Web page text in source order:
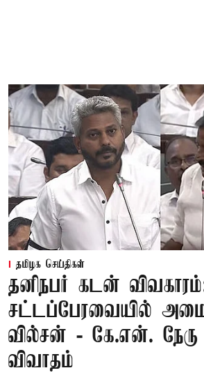
தமிழக செய்திகள்
தனிநபர் கடன்
சட்டப்பேரவையில்
வில்சன் - கே.என். நேரு
விவாதம்